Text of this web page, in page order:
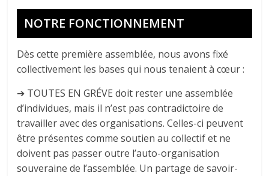
NOTRE FONCTIONNEMENT
Dès cette première assemblée, nous avons fixé
collectivement les bases qui nous tenaient à cœur :
➔ TOUTES EN GRÉVE doit rester une assemblée
d’individues, mais il n’est pas contradictoire de
travailler avec des organisations. Celles-ci peuvent
être présentes comme soutien au collectif et ne
doivent pas passer outre l’auto-organisation
souveraine de l’assemblée. Un partage de savoir-